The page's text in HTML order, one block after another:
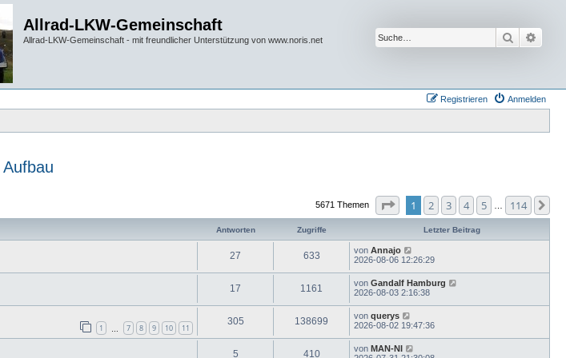
Allrad-LKW-Gemeinschaft
Allrad-LKW-Gemeinschaft - mit freundlicher Unterstützung von www.noris.net Suche
Anmelden
Registrieren
Aufbau
5671 Themen Seite von114
1 2 3 4 5 114
Antworten Zugriffe Letzter Beitrag
27 633 von Annajo
2026-08-06 12:26:29
17 1161 von Gandalf Hamburg
2026-08-03 2:16:38
1 7 8 9 10 11
305 138699 von querys
2026-08-02 19:47:36
5 410 von MAN-NI